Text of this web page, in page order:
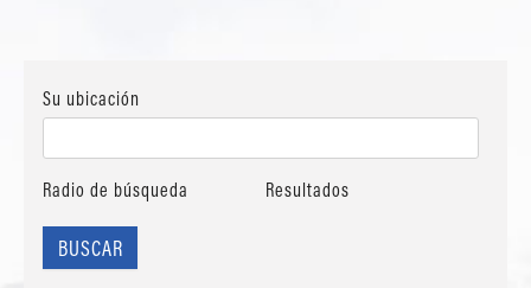
Su ubicación
Radio de búsqueda Resultados